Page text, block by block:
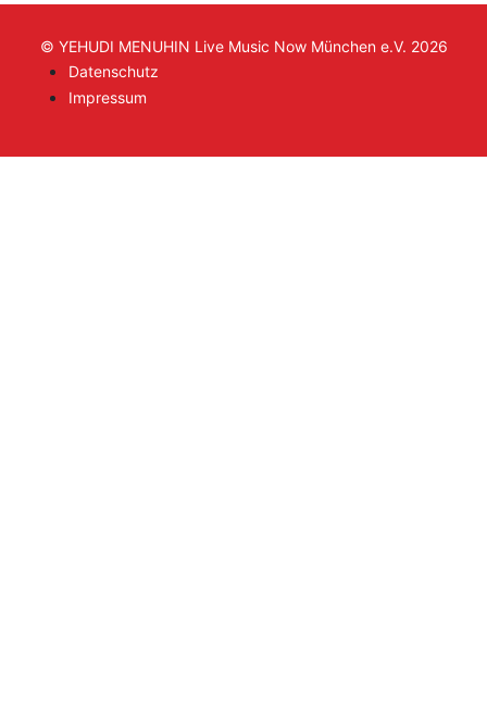
© YEHUDI MENUHIN Live Music Now München e.V. 2026
Datenschutz
Impressum